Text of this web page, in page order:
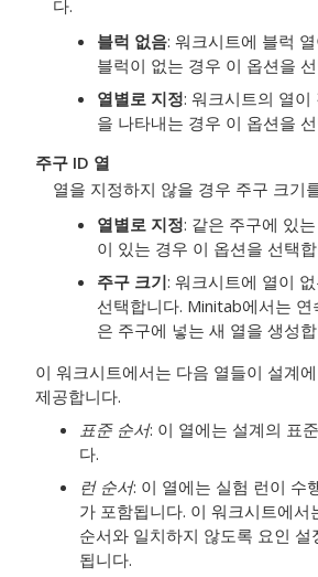
다.
블럭 없음: 워크시트에 블럭
블럭이 없는 경우 이 옵션을
열별로 지정: 워크시트의 열이
을 나타내는 경우 이 옵션을
주구 ID 열
열을 지정하지 않을 경우 주구 크기
열별로 지정: 같은 주구에 있
이 있는 경우 이 옵션을 선택
주구 크기: 워크시트에 열이
선택합니다. Minitab에서는
은 주구에 넣는 새 열을 생성
이 워크시트에서는 다음 열들이 설계
제공합니다.
표준 순서: 이 열에는 설계의 표
다.
런 순서: 이 열에는 실험 런이 수
가 포함됩니다. 이 워크시트에서
순서와 일치하지 않도록 요인
됩니다.